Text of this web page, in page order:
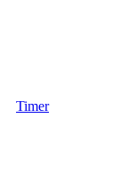
Timer